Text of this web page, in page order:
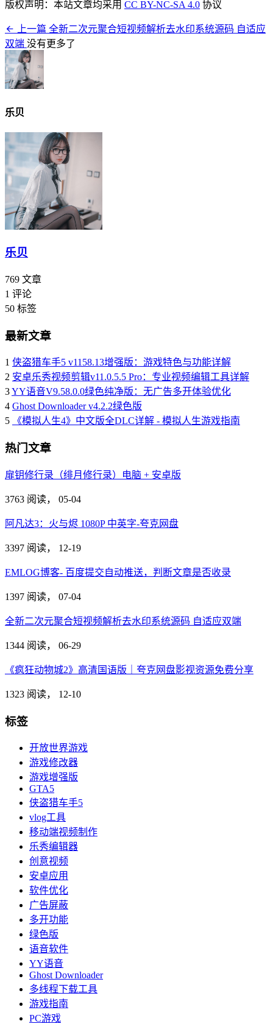
版权声明：本站文章均采用 CC BY-NC-SA 4.0 协议
上一篇 全新二次元聚合短视频解析去水印系统源码 自适应
双端 没有更多了
乐贝
乐贝
769 文章
1 评论
50 标签
最新文章
1 侠盗猎车手5 v1158.13增强版：游戏特色与功能详解
2 安卓乐秀视频剪辑v11.0.5.5 Pro：专业视频编辑工具详解
3YY语音V9.58.0.0绿色纯净版：无广告多开体验优化
4 Ghost Downloader v4.2.2绿色版
5
《模拟人生4》中文版全DLC详解 - 模拟人生游戏指南
热门文章
扉钥修行录（绯月修行录）电脑 + 安卓版
3763 阅读， 05-04
阿凡达3：火与烬 1080P 中英字-夸克网盘
3397 阅读， 12-19
EMLOG博客- 百度提交自动推送，判断文章是否收录
1397 阅读， 07-04
全新二次元聚合短视频解析去水印系统源码 自适应双端
1344 阅读， 06-29
《疯狂动物城2》高清国语版｜夸克网盘影视资源免费分享
1323 阅读， 12-10
标签
开放世界游戏
游戏修改器
游戏增强版
GTA5
侠盗猎车手5
vlog工具
移动端视频制作
乐秀编辑器
创意视频
安卓应用
软件优化
广告屏蔽
多开功能
绿色版
语音软件
YY语音
Ghost Downloader
多线程下载工具
游戏指南
PC游戏